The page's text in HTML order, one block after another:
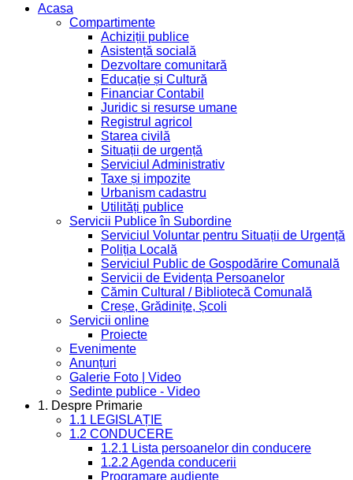
Acasa
Compartimente
Achiziții publice
Asistență socială
Dezvoltare comunitară
Educație și Cultură
Financiar Contabil
Juridic si resurse umane
Registrul agricol
Starea civilă
Situații de urgență
Serviciul Administrativ
Taxe și impozite
Urbanism cadastru
Utilități publice
Servicii Publice în Subordine
Serviciul Voluntar pentru Situații de Urgență
Poliția Locală
Serviciul Public de Gospodărire Comunală
Servicii de Evidența Persoanelor
Cămin Cultural / Bibliotecă Comunală
Creșe, Grădinițe, Școli
Servicii online
Proiecte
Evenimente
Anunțuri
Galerie Foto | Video
Sedinte publice - Video
1. Despre Primarie
1.1 LEGISLAȚIE
1.2 CONDUCERE
1.2.1 Lista persoanelor din conducere
1.2.2 Agenda conducerii
Programare audiențe